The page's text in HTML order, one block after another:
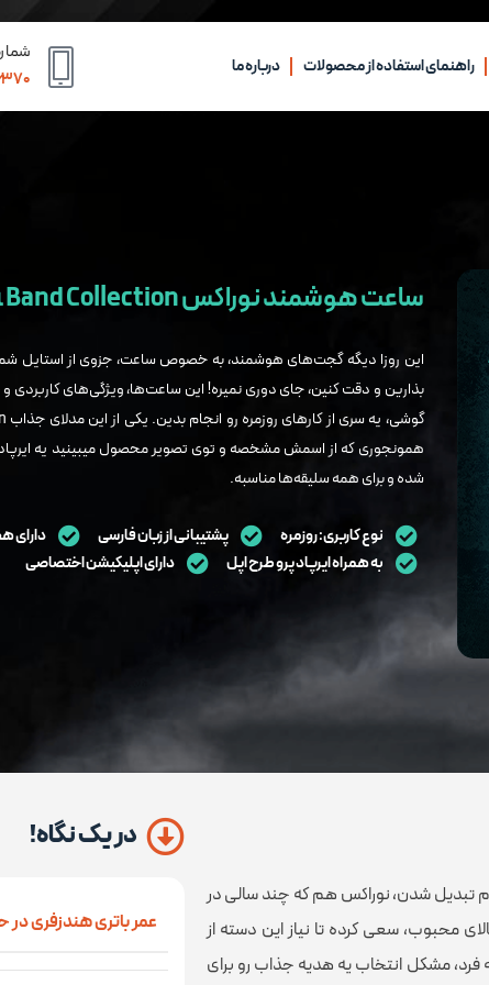
راهنمای استفاده از محصولات درباره ما
ساعت هوشمند نوراکس Ultra 2 With Airpod Pro & Band Collection
این روزا دیگه گجت‌های هوشمند، به خصوص ساعت، جزوی از استایل
بذارین و دقت کنین، جای دوری نمیره! این ساعت‌ها، ویژگی‌های کاربردی
همونجوری که از اسمش مشخصه و توی تصویر محصول میبینید یه
شده و برای همه سلیقه‌ها مناسبه.
نوع کاربری: روزمره پشتیبانی از زبان فارسی
دارای
به همراه ایرپاد پرو طرح اپل
دارای اپلیکیشن اختصاصی
تبدیل شدن، نوراکس هم که چند سالی در
محبوب، سعی کرده تا نیاز این دسته از
فرد، مشکل انتخاب یه هدیه جذاب رو برای
در یک نگاه!
عمر باتری هندزفری در